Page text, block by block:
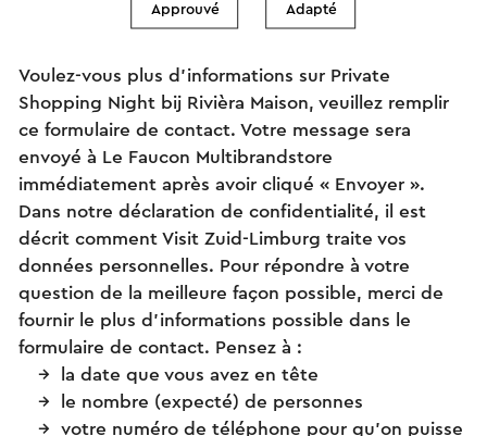
Posez votre question à Le Faucon Multibrandstore
Voulez-vous plus d’informations sur Private
Shopping Night bij Rivièra Maison, veuillez remplir
ce formulaire de contact. Votre message sera
envoyé à Le Faucon Multibrandstore
immédiatement après avoir cliqué « Envoyer ».
Dans notre déclaration de confidentialité, il est
décrit comment Visit Zuid-Limburg traite vos
données personnelles. Pour répondre à votre
question de la meilleure façon possible, merci de
fournir le plus d’informations possible dans le
formulaire de contact. Pensez à :
la date que vous avez en tête
le nombre (expecté) de personnes
votre numéro de téléphone pour qu’on puisse
Approuvé Adapté